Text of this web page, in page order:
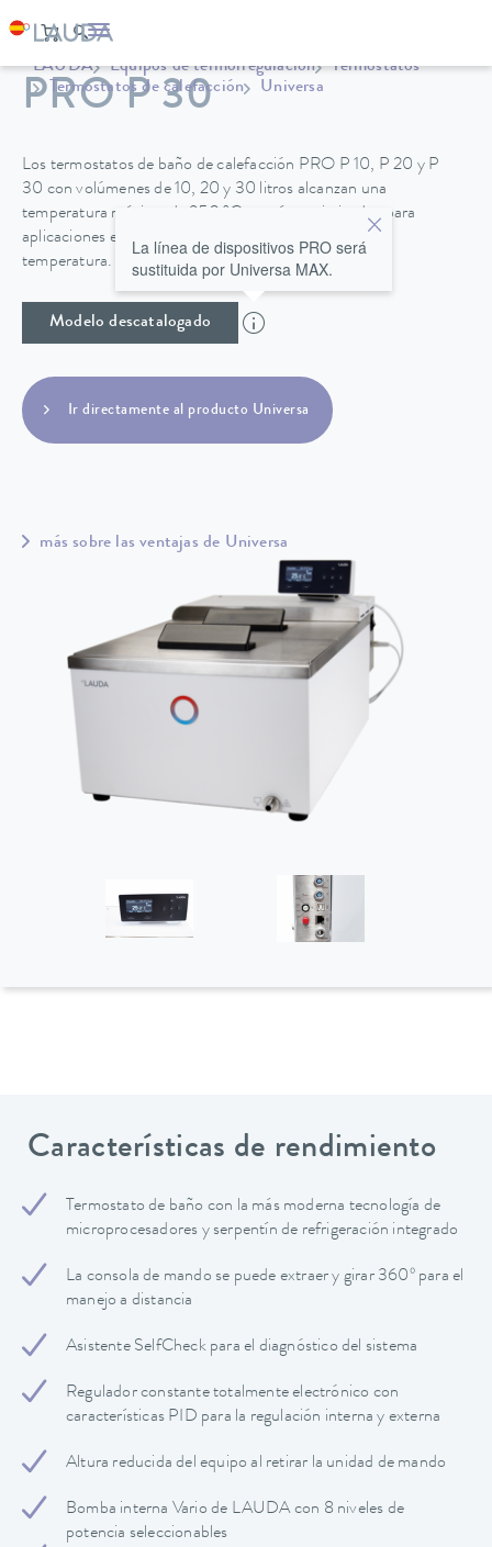
LAUDA Equipos de termorregulación
Termostatos
Termostatos de calefacción
Universa
PRO P 30
Los termostatos de baño de calefacción PRO P 10, P 20 y P
30 con volúmenes de 10, 20 y 30 litros alcanzan una
temperatura máxima de 250 °C y están optimizados para
aplicaciones en el baño con muy buena estabilidad de
temperatura.
Modelo descatalogado
La línea de dispositivos PRO será
sustituida por Universa MAX.
Ir directamente al producto Universa
más sobre las ventajas de Universa
Características de rendimiento
Termostato de baño con la más moderna tecnología de
microprocesadores y serpentín de refrigeración integrado
La consola de mando se puede extraer y girar 360º para el
manejo a distancia
Asistente SelfCheck para el diagnóstico del sistema
Regulador constante totalmente electrónico con
características PID para la regulación interna y externa
Altura reducida del equipo al retirar la unidad de mando
Bomba interna Vario de LAUDA con 8 niveles de
potencia seleccionables